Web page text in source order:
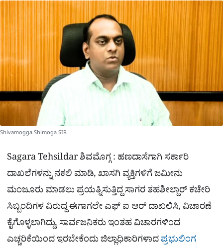
p o a
a
r
e
Shivamogga Shimoga SIR
Sagara Tehsildar ಶಿವಮೊಗ್ಗ : ಹಣದಾಸೆಗಾಗಿ ಸರ್ಕಾರಿ
ದಾಖಲೆಗಳನ್ನು ನಕಲಿ ಮಾಡಿ, ಖಾಸಗಿ‌ ವ್ಯಕ್ತಿಗಳಿಗೆ ಜಮೀನು
ಮಂಜೂರು ಮಾಡಲು ಪ್ರಯತ್ನಿಸುತ್ತಿದ್ದ ಸಾಗರ ತಹಶೀಲ್ದಾರ್ ಕಚೇರಿ
ಸಿಬ್ಬಂದಿಗಳ ವಿರುದ್ದ ಈಗಾಗಲೇ ಎಫ್ ಐ ಆರ್ ದಾಖಲಿಸಿ, ವಿಚಾರಣೆ
ಕೈಗೊಳ್ಳಲಾಗಿದ್ದು, ಸಾರ್ವಜನಿಕರು ಇಂತಹ ವಿಚಾರಗಳಿಂದ
ಎಚ್ಚರಿಕೆಯಿಂದ ಇರಬೇಕೆಂದು ಜಿಲ್ಲಾಧಿಕಾರಿಗಳಾದಪ್ರಭುಲಿಂಗ